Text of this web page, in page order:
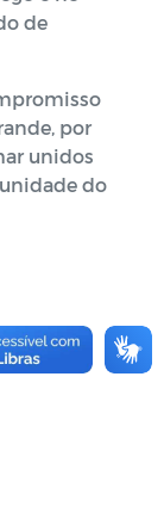
de
por
unidos
do